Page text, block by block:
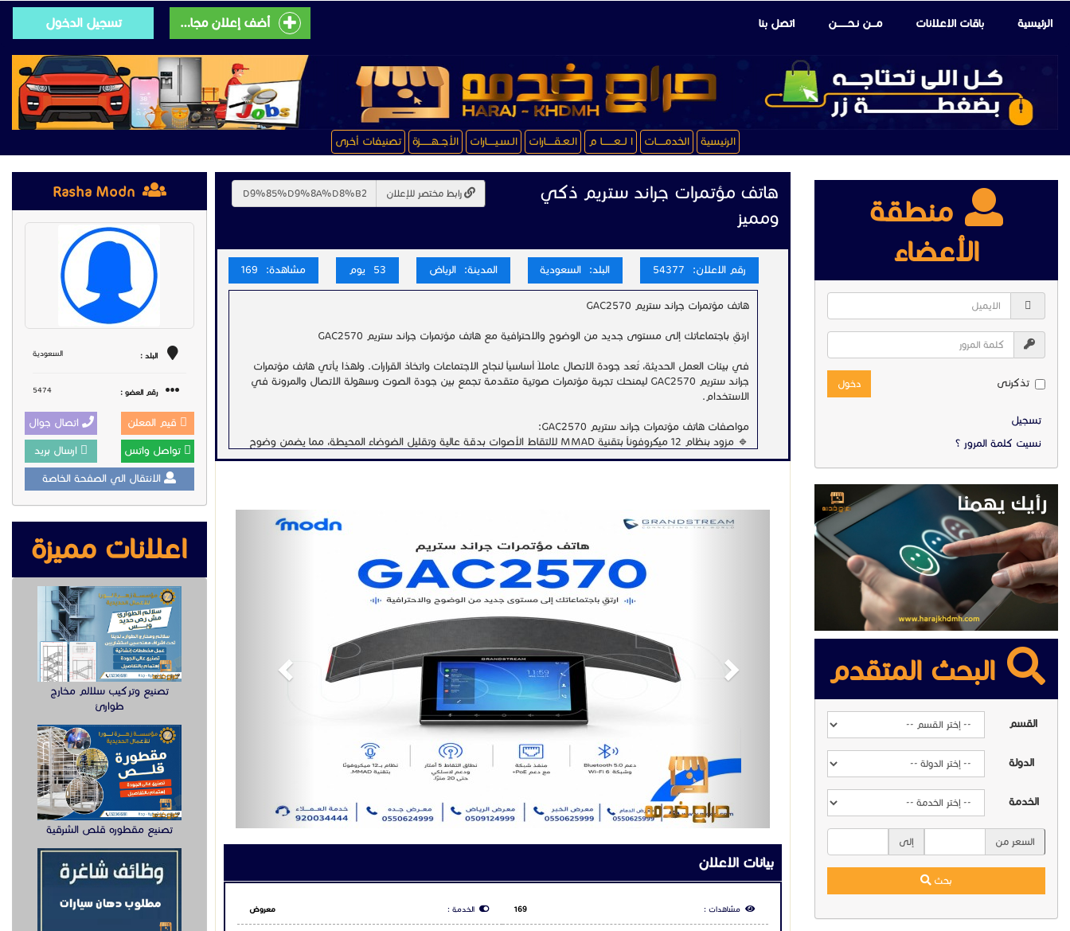
الرئيسية باقات الإعلانات مـــن نـحـــــــن اتصل بنا أضف إعلان مجانى تسجيل الدخول
الرئيسية الخدمـــــات ا لــعـــــــا م الـعـقـــــارات الـسـيـــــارات الأجــهـــــــزة تصنيفات أخرى
منطقة
الأعضاء
تذكرنى دخول
تسجيل
نسيت كلمة المرور ؟
البحث المتقدم
القسم
الدولة
الخدمة
السعر من إلى
بحث
هاتف مؤتمرات جراند ستريم ذكي
ومميز
رابط مختصر للإعلان
رقم الاعلان: 54377 البلد: السعودية المدينة: الرياض 53 يوم مشاهدة: 169
هاتف مؤتمرات جراند ستريم GAC2570
ارتقِ باجتماعاتك إلى مستوى جديد من الوضوح والاحترافية مع هاتف مؤتمرات جراند ستريم GAC2570
في بيئات العمل الحديثة، تُعد جودة الاتصال عاملاً أساسياً لنجاح الاجتماعات واتخاذ القرارات. ولهذا يأتي هاتف مؤتمرات
جراند ستريم GAC2570 ليمنحك تجربة مؤتمرات صوتية متقدمة تجمع بين جودة الصوت وسهولة الاتصال والمرونة في
الاستخدام.
مواصفات هاتف مؤتمرات جراند ستريم GAC2570:
🔹 مزود بنظام 12 ميكروفوناً بتقنية MMAD لالتقاط الأصوات بدقة عالية وتقليل الضوضاء المحيطة، مما يضمن وضوح
الحديث لجميع المشاركين.
🔹 يدعم منفذ شبكة مع تقنية +PoE لتوفير الطاقة والاتصال عبر كابل واحد، مما يسهل عملية التركيب ويقلل من
💼 سواء كنت تدير اجتماعات داخلية أو مؤتمرات مع فرق العمل والعملاء عن بُعد، فإن هاتف مؤتمرات جراند ستريم
📞 تواصل معنا الآن لمعرفة المزيد واطلب هاتف مؤتمرات جراند ستريم GAC2570 لتطوير تجربة الاجتماعات داخل
#هاتف_مؤتمرات_جراند_ستريم #جراند_ستريم #هاتف_مؤتمرات #مؤتمرات_صوتية #اجتماعات_الأعمال
#هاتف_مؤتمرات_جراند_ستريم #حلول_الاتصالات #اتصالات_موحدة #واي_فاي_6 #هاتف_مؤتمرات_جراند_ستريم
#بلوتوث #تقنية #شركات #غرف_الاجتماعات #هاتف_مؤتمرات_جراند_ستريم #إدارة_الأعمال #حلول_تقنية
#اتصالات_احترافية #هاتف_مؤتمرات_جراند_ستريم #هاتف_مؤتمرات_جراند_ستريم #هاتف_مؤتمرات_جراند_ستريم
Previous Next
بيانات الاعلان
مشاهدات : 169 الخدمة : معروض
Rasha Modn
البلد : السعودية
رقم العضو : 5474
قيم المعلن اتصال جوال
تواصل واتس ارسال بريد
الانتقال الي الصفحة الخاصة
اعلانات مميزة
تصنيع وتركيب سلالم مخارج
طوارئ
تصنيع مقطوره قلص الشرقية